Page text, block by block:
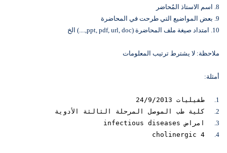
8. اسم الاستاذ المُحاضر
9. بعض المواضيع التي طرحت في المحاضرة
10. امتداد صيغة ملف المحاضرة (ppt, pdf, url, doc,....) الخ
ملاحظة: لا يشترط ترتيب المعلومات
أمثلة:
1.
طفيليات 24/9/2013
2.
كلية طب الموصل المرحلة الثالثة الأدوية
3.
امراض infectious diseases
4.